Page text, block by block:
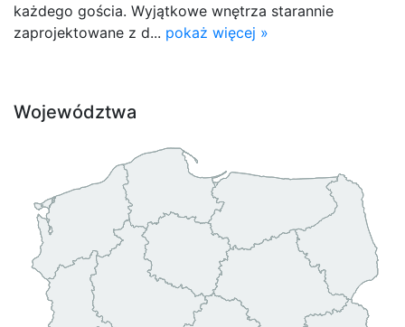
każdego gościa. Wyjątkowe wnętrza starannie
zaprojektowane z d... pokaż więcej »
Województwa